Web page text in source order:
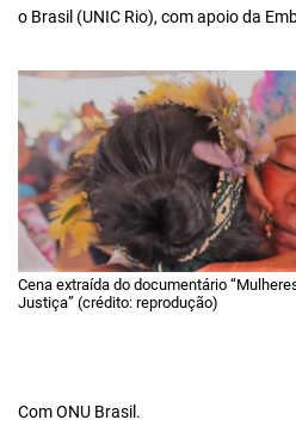
o Brasil (UNIC Rio), com apoio da
Cena extraída do documentário
Justiça” (crédito: reprodução)
Com ONU Brasil.